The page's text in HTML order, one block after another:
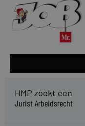
HMP zoekt een
Jurist Arbeidsrecht